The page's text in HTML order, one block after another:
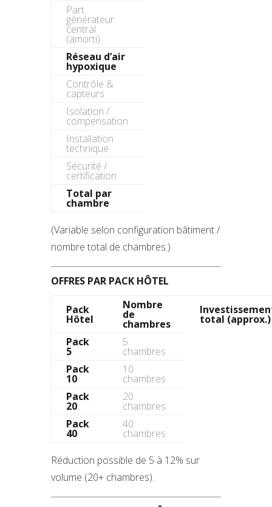
Part
générateur
central
(amorti)
Réseau d’air
hypoxique
Contrôle &
capteurs
Isolation /
compensation
Installation
technique
Sécurité /
certification
Total par
chambre
(Variable selon configuration bâtiment /
nombre total de chambres.)
OFFRES PAR PACK HÔTEL
Pack
Hôtel
Nombre
de
chambres
total (approx.)
Pack
5
5
chambres
Pack
10
10
chambres
Pack
20
20
chambres
Pack
40
40
chambres
Réduction possible de 5 à 12% sur
volume (20+ chambres).